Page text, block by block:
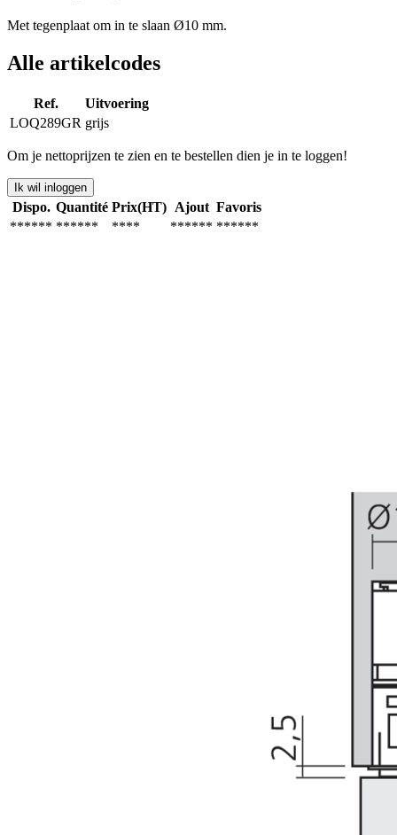
Met tegenplaat om in te slaan Ø10 mm.
Alle artikelcodes
Ref.
Uitvoering
LOQ289GR grijs
Om je nettoprijzen te zien en te bestellen dien je in te loggen!
Ik wil inloggen
Dispo. Quantité Prix(HT) Ajout Favoris
****** ****** **** ****** ******